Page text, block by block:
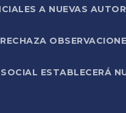
A NUEVAS
ESTABLECERÁ